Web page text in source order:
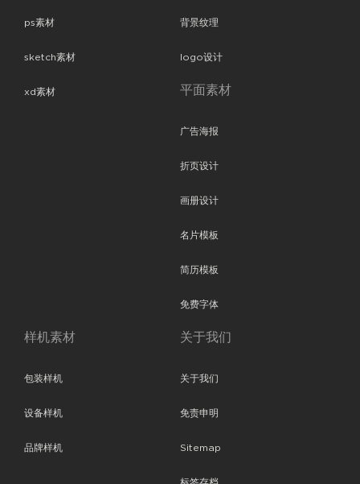
ps素材
sketch素材
xd素材
背景纹理
logo设计
平面素材
广告海报
折页设计
画册设计
名片模板
简历模板
免费字体
样机素材
包装样机
设备样机
品牌样机
关于我们
关于我们
免责申明
Sitemap